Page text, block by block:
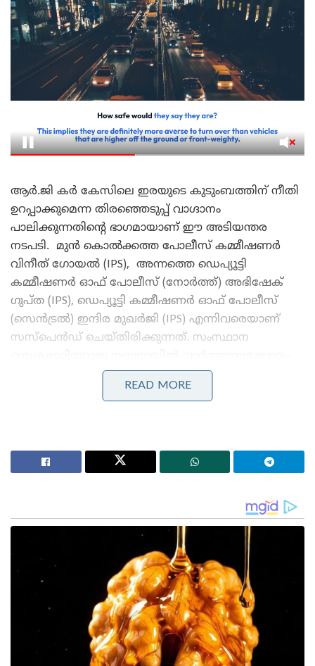
ആർ.ജി കർ കേസിലെ ഇരയുടെ കുടുംബത്തിന് നീതി
ഉറപ്പാക്കുമെന്ന തിരഞ്ഞെടുപ്പ് വാഗ്ദാനം
പാലിക്കുന്നതിന്റെ ഭാഗമായാണ് ഈ അടിയന്തര
നടപടി. ​ മുൻ കൊൽക്കത്ത പോലീസ് കമ്മീഷണർ
വിനീത് ഗോയൽ (IPS), ​ അന്നത്തെ ഡെപ്യൂട്ടി
കമ്മീഷണർ ഓഫ് പോലീസ് (നോർത്ത്) അഭിഷേക്
ഗുപ്ത (IPS), ഡെപ്യൂട്ടി കമ്മീഷണർ ഓഫ് പോലീസ്
(സെൻട്രൽ) ഇന്ദിര മുഖർജി (IPS) എന്നിവരെയാണ്
സസ്പെൻഡ് ചെയ്തിരിക്കുന്നത്. സംസ്ഥാന
നടത്തിയ മുഖ്യമന്ത്രി കേസ് അന്വേഷണത്തിൽ
പോലീസ് മനഃപൂർവ്വം വരുത്തിയ വീഴ്ചകൾ അക്കമിട്ട്
Stories you may like
മുതിർന്ന പോലീസ് ഉദ്യോഗസ്ഥനെ മർദ്ദിച്ചു, ഇൽതിജ
മുഫ്തിക്കെതിരെ കേസ്: വനിതാ പോലീസ് കയ്യേറ്റം
ചെയ്തതെന്ന് പി.ഡി.പി.
ആർ.ജി കർ കേസ്: തെളിവ് നശിപ്പിക്കലിൽ സമഗ്ര
അന്വേഷണത്തിന് പ്രത്യേക സി.ബി.ഐ സംഘത്തെ
നിയോഗിച്ച് കൽക്കട്ട ഹൈക്കോടതി
കൊലചെയ്യപ്പെട്ട ജൂനിയർ ഡോക്ടറുടെ
മാതാപിതാക്കൾക്ക് കേസ്
ഒതുക്കിത്തീർക്കുന്നതിനായി പോലീസ് ഉദ്യോഗസ്ഥർ
READ MORE